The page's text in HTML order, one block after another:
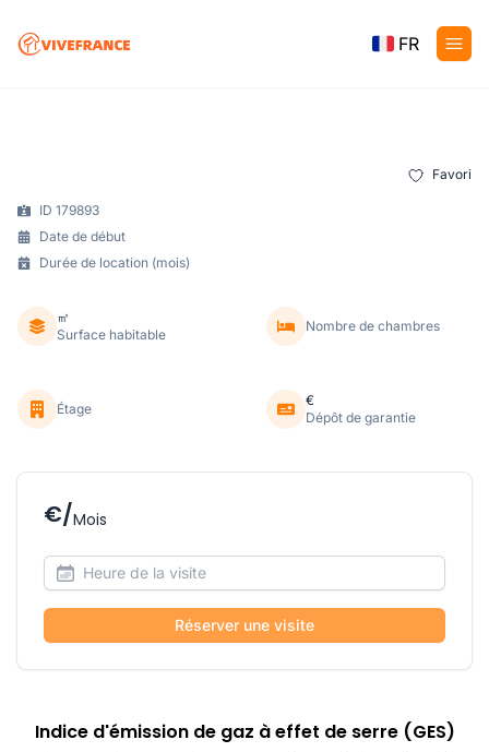
FR
Favori
ID 179893
Date de début
Durée de location (mois)
㎡
Surface habitable
Nombre de chambres
Étage
€
Dépôt de garantie
€/Mois
Réserver une visite
Indice d'émission de gaz à effet de serre (GES)